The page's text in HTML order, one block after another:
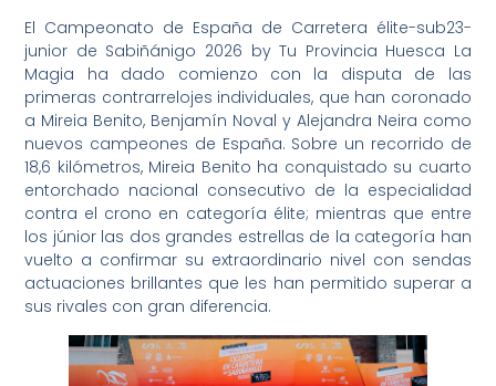
El Campeonato de España de Carretera élite-sub23-
junior de Sabiñánigo 2026 by Tu Provincia Huesca La
Magia ha dado comienzo con la disputa de las
primeras contrarrelojes individuales, que han coronado
a Mireia Benito, Benjamín Noval y Alejandra Neira como
nuevos campeones de España. Sobre un recorrido de
18,6 kilómetros, Mireia Benito ha conquistado su cuarto
entorchado nacional consecutivo de la especialidad
contra el crono en categoría élite; mientras que entre
los júnior las dos grandes estrellas de la categoría han
vuelto a confirmar su extraordinario nivel con sendas
actuaciones brillantes que les han permitido superar a
sus rivales con gran diferencia.